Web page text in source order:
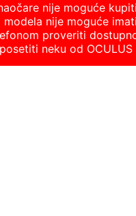
nije moguće
nije moguće
proveriti
neku od